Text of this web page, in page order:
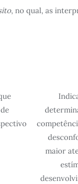
, no qual, as
maior